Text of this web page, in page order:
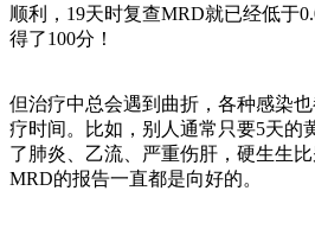
顺利，19天时复查MRD就已经低于
得了100分！
但治疗中总会遇到曲折，各种感染
疗时间。比如，别人通常只要5天的
了肺炎、乙流、严重伤肝，硬生生
MRD的报告一直都是向好的。